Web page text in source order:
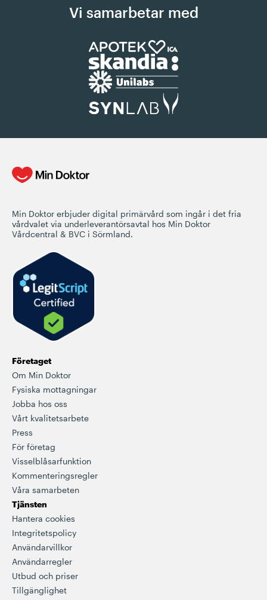
Vi samarbetar med
Min Doktor erbjuder digital primärvård som ingår i det fria
vårdvalet via underleverantörsavtal hos Min Doktor
Vårdcentral & BVC i Sörmland.
Företaget
Om Min Doktor
Fysiska mottagningar
Jobba hos oss
Vårt kvalitetsarbete
Press
För företag
Visselblåsarfunktion
Kommenteringsregler
Våra samarbeten
Tjänsten
Hantera cookies
Integritetspolicy
Användarvillkor
Användarregler
Utbud och priser
Tillgänglighet